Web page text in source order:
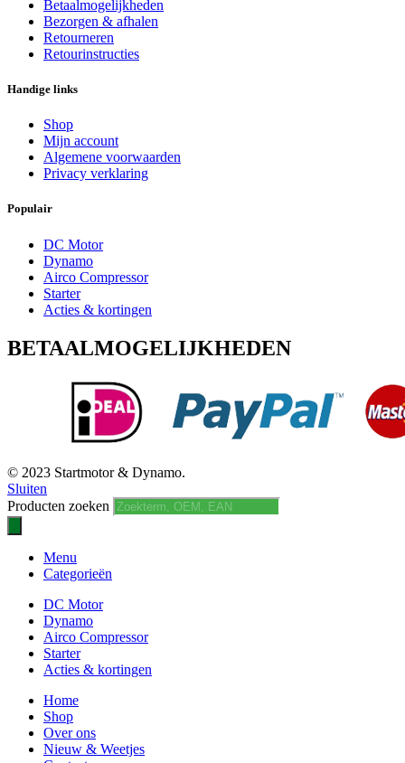
Betaalmogelijkheden
Bezorgen & afhalen
Retourneren
Retourinstructies
Handige links
Shop
Mijn account
Algemene voorwaarden
Privacy verklaring
Populair
DC Motor
Dynamo
Airco Compressor
Starter
Acties & kortingen
BETAALMOGELIJKHEDEN
© 2023 Startmotor & Dynamo.
Sluiten
Producten zoeken
Menu
Categorieën
DC Motor
Dynamo
Airco Compressor
Starter
Acties & kortingen
Home
Shop
Over ons
Nieuw & Weetjes